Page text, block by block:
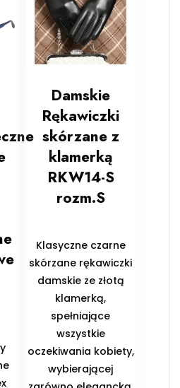
Damskie
Rękawiczki
skórzane z
klamerką
RKW14-S
rozm.S
Klasyczne czarne
skórzane rękawiczki
damskie ze złotą
klamerką,
spełniające
wszystkie
oczekiwania kobiety,
wybierającej